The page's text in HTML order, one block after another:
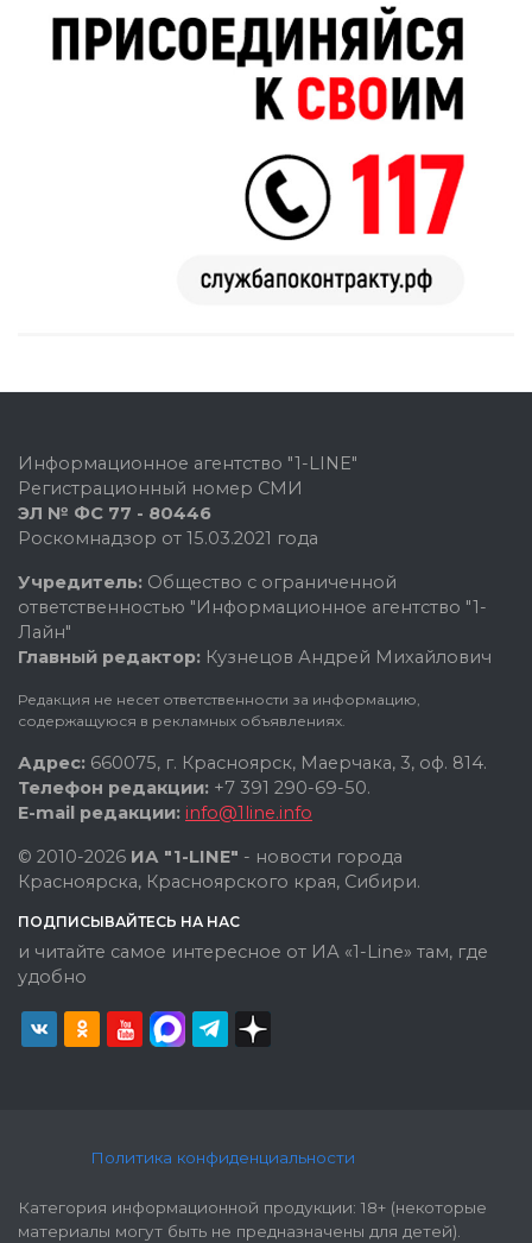
Информационное агентство "1-LINE"
Регистрационный номер СМИ
ЭЛ № ФС 77 - 80446
Роскомнадзор от 15.03.2021 года
Учредитель: Общество с ограниченной
ответственностью "Информационное агентство "1-
Лайн"
Главный редактор: Кузнецов Андрей Михайлович
Редакция не несет ответственности за информацию,
содержащуюся в рекламных объявлениях.
Адрес: 660075, г. Красноярск, Маерчака, 3, оф. 814.
Телефон редакции: +7 391 290-69-50.
E-mail редакции: info@1line.info
© 2010-2026 ИА "1-LINE" - новости города
Красноярска, Красноярского края, Сибири.
ПОДПИСЫВАЙТЕСЬ НА НАС
и читайте самое интересное от ИА «1-Line» там, где
удобно
Политика конфиденциальности
Категория информационной продукции: 18+ (некоторые
материалы могут быть не предназначены для детей).